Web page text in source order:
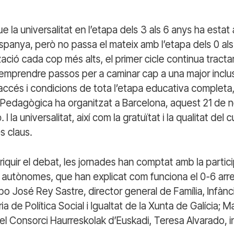
la universalitat en l’etapa dels 3 als 6 anys ha
però no passa el mateix amb l’etapa dels 0
cada cop més alts, el primer cicle continua
passos per a caminar cap a una major
i condicions de tota l’etapa educativa
ha organitzat a Barcelona, aquest 21 de
I la universalitat, així com la gratuïtat i la qualitat del
claus.
el debat, les jornades han comptat amb la
que han explicat com funciona el 0-6
José Rey Sastre, director general de Família,
de Política Social i Igualtat de la Xunta de Galícia;
Consorci Haurreskolak d’Euskadi, Teresa Alvarado,